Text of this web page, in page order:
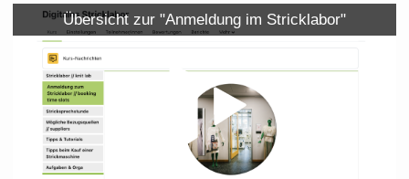
Übersicht zur "Anmeldung im Stricklabor"